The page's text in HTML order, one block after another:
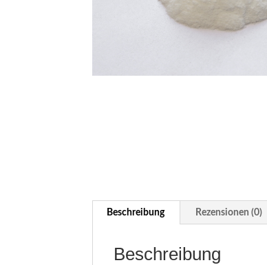
Beschreibung Rezensionen (0)
Beschreibung